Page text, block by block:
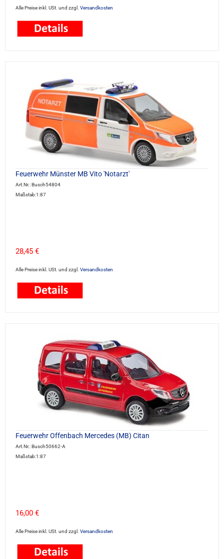
Alle Preise inkl. USt. und zzgl. Versandkosten
Feuerwehr Münster MB Vito 'Notarzt'
Art.Nr.: Busch54804
Maßstab:1:87
28,45 €
Alle Preise inkl. USt. und zzgl. Versandkosten
Feuerwehr Offenbach Mercedes (MB) Citan
Art.Nr.: Busch50662-A
Maßstab:1:87
16,00 €
Alle Preise inkl. USt. und zzgl. Versandkosten